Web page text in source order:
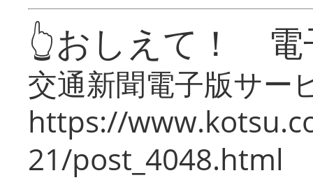
👆おしえて！ 電
交通新聞電子版サー
https://
21/post_4048.html